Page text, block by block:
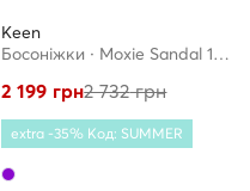
Keen
Босоніжки · Moxie Sandal 1016356 · Фіолетовий
2 199 грн2 732грн
extra -35% Код: SUMMER